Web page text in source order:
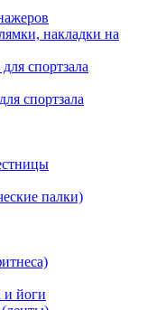
накладки на
спортзала
спортзала
палки)
и йоги